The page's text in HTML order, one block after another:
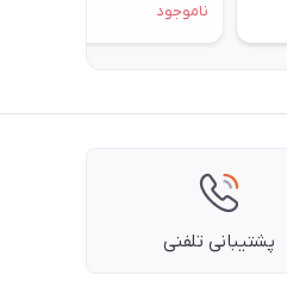
ناموجود
پشتیبانی تلفنی